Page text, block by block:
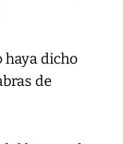
haya dicho
de